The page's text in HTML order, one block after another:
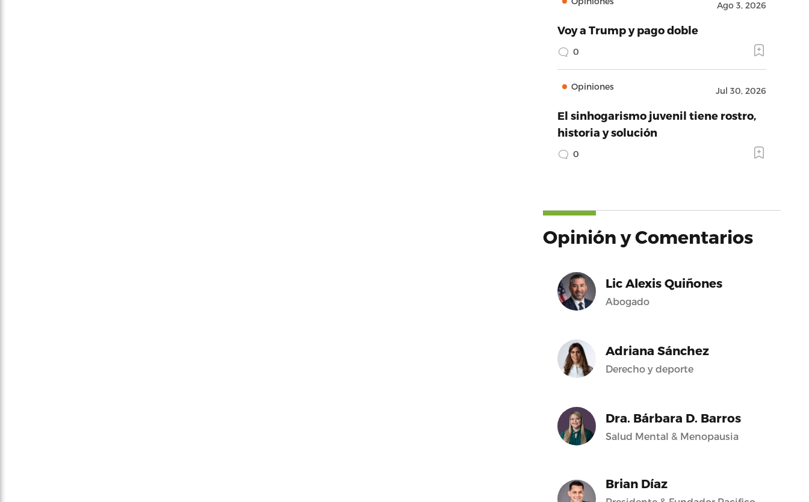
Ago 3, 2026
Voy a Trump y pago doble
0
Opiniones Jul 30, 2026
El sinhogarismo juvenil tiene rostro,
historia y solución
0
Opinión y Comentarios
Lic Alexis Quiñones
Abogado
Adriana Sánchez
Derecho y deporte
Dra. Bárbara D. Barros
Salud Mental & Menopausia
Brian Díaz